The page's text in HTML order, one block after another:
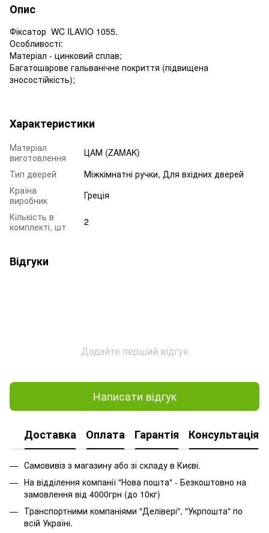
Опис
Фіксатор WC ILAVIO 1055.
Особливості:
Матеріал - цинковий сплав;
Багатошарове гальванічне покриття (підвищена
зносостійкість);
Характеристики
Матеріал
виготовлення
ЦАМ (ZAMAK)
Тип дверей
Міжкімнатні ручки, Для вхідних дверей
Країна
виробник
Греція
Кількість в
комплекті, шт
2
Відгуки
Додайте перший відгук
Написати відгук
Доставка Оплата Гарантія Консультація
Самовивіз з магазину або зі складу в Києві.
На відділення компанії "Нова пошта" - Безкоштовно на
замовлення від 4000грн (до 10кг)
Транспортними компаніями "Делівері", "Укрпошта" по
всій Україні.